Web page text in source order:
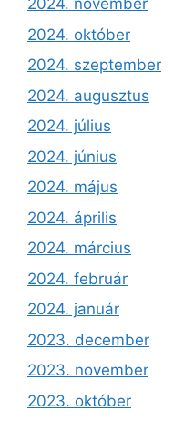
2024. november
2024. október
2024. szeptember
2024. augusztus
2024. július
2024. június
2024. május
2024. április
2024. március
2024. február
2024. január
2023. december
2023. november
2023. október